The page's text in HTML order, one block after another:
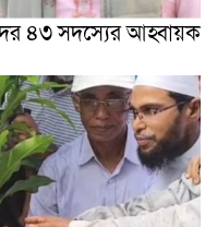
৪৩ সদস্যের আহ্বায়ক